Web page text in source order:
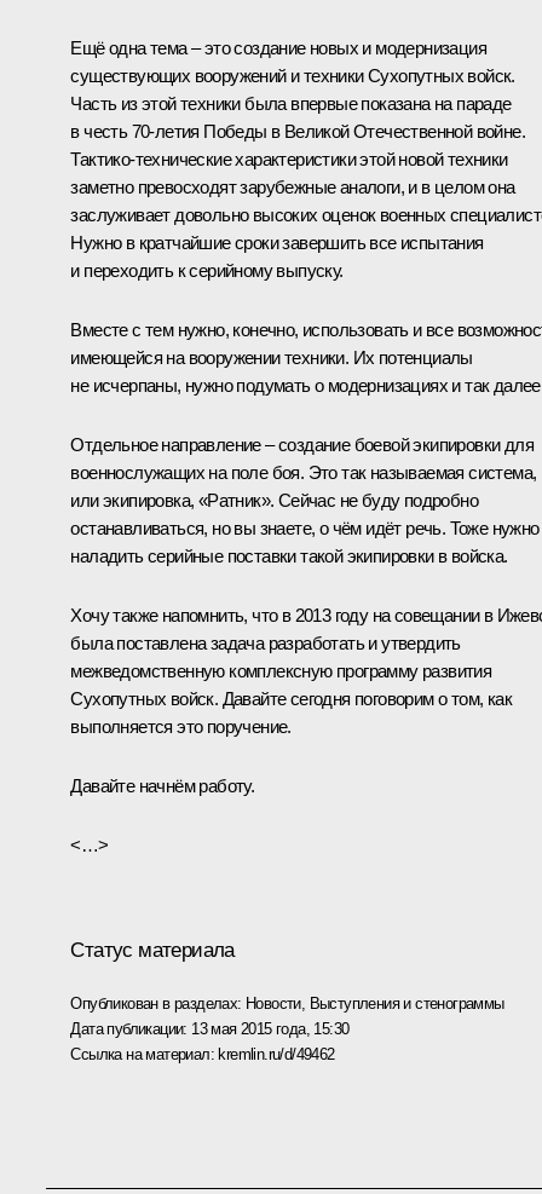
Ещё одна тема – это создание новых и модернизация
существующих вооружений и техники Сухопутных войск.
Часть из этой техники была впервые показана на параде
в честь 70-летия Победы в Великой Отечественной войне.
Тактико-технические характеристики этой новой техники
заметно превосходят зарубежные аналоги, и в целом она
заслуживает довольно высоких оценок военных
Нужно в кратчайшие сроки завершить все испытания
и переходить к серийному выпуску.
Вместе с тем нужно, конечно, использовать и все
имеющейся на вооружении техники. Их потенциалы
не исчерпаны, нужно подумать о модернизациях и так
Отдельное направление – создание боевой экипировки для
военнослужащих на поле боя. Это так называемая система,
или экипировка, «Ратник». Сейчас не буду подробно
останавливаться, но вы знаете, о чём идёт речь. Тоже нужно
наладить серийные поставки такой экипировки в войска.
Хочу также напомнить, что в 2013 году на совещании в
была поставлена задача разработать и утвердить
межведомственную комплексную программу развития
Сухопутных войск. Давайте сегодня поговорим о том, как
выполняется это поручение.
Давайте начнём работу.
<…>
Статус материала
Опубликован в разделах: Новости, Выступления и стенограммы
Дата публикации: 13 мая 2015 года, 15:30
Ссылка на материал: kremlin.ru/d/49462